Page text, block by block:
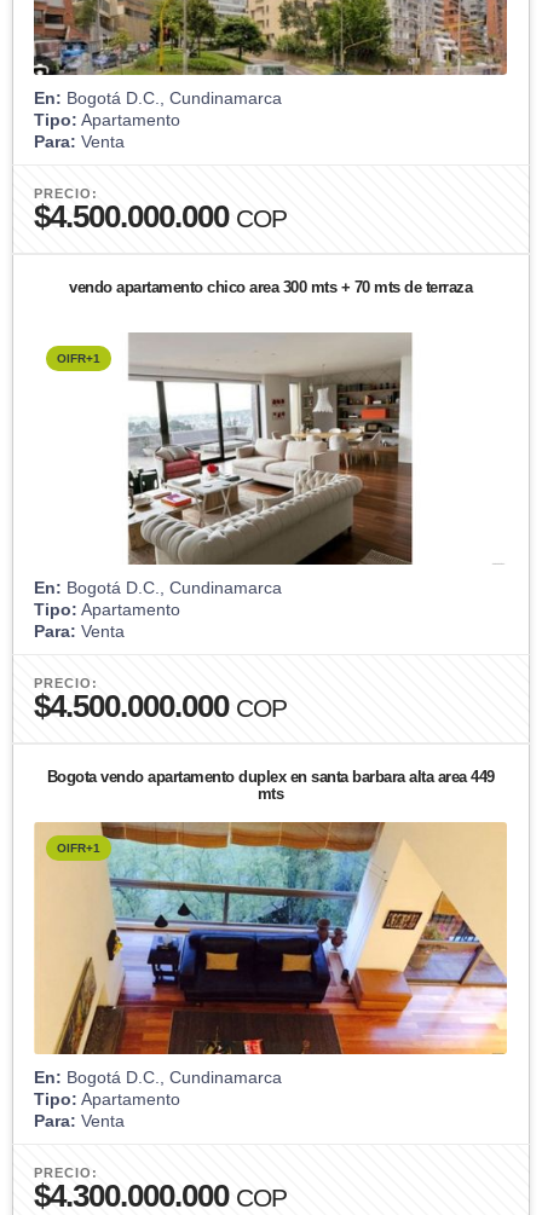
En: Bogotá D.C., Cundinamarca
Tipo: Apartamento
Para: Venta
PRECIO:
$4.500.000.000 COP
vendo apartamento chico area 300 mts + 70 mts de terraza
OIFR+1
En: Bogotá D.C., Cundinamarca
Tipo: Apartamento
Para: Venta
PRECIO:
$4.500.000.000 COP
Bogota vendo apartamento duplex en santa barbara alta area 449
mts
OIFR+1
En: Bogotá D.C., Cundinamarca
Tipo: Apartamento
Para: Venta
PRECIO:
$4.300.000.000 COP